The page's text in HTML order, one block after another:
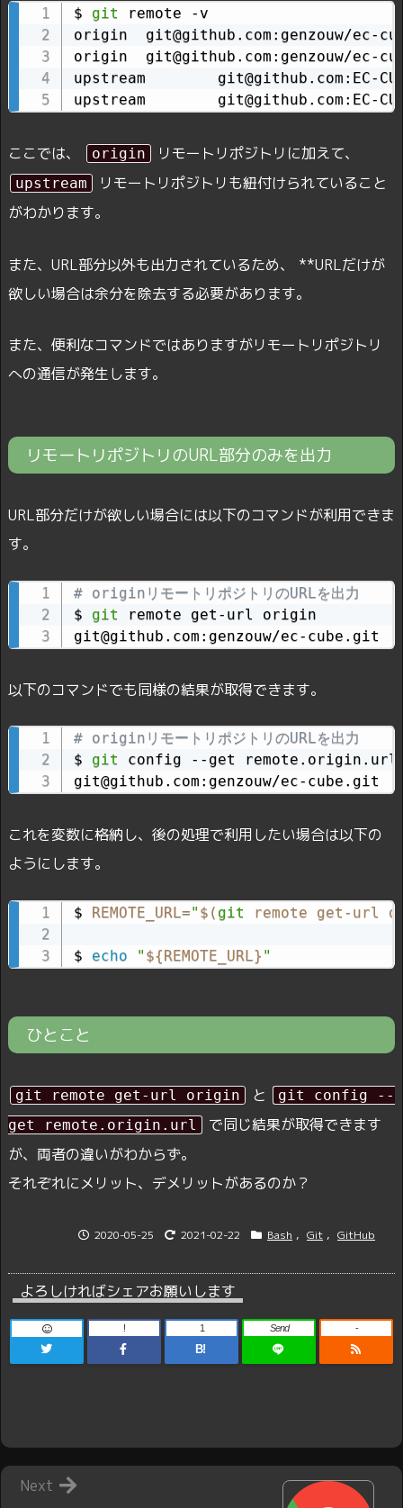
$ git remote -v
origin  git@github.com:genzouw/ec-
origin  git@github.com:genzouw/ec-
upstream        git@github.com:EC-
upstream        git@github.com:EC-
ここでは、 origin リモートリポジトリに加えて、
upstream
リモートリポジトリも紐付けられていること
がわかります。
また、URL部分以外も出力されているため、 **URLだけが
欲しい場合は余分を除去する必要があります。
また、便利なコマンドではありますがリモートリポジトリ
への通信が発生します。
リモートリポジトリのURL部分のみを出力
URL部分だけが欲しい場合には以下のコマンドが利用できま
す。
# originリモートリポジトリのURLを出力
$ git remote get-url origin
git@github.com:genzouw/ec-cube.git
以下のコマンドでも同様の結果が取得できます。
# originリモートリポジトリのURLを出力
$ git config --get remote.origin.url
git@github.com:genzouw/ec-cube.git
これを変数に格納し、後の処理で利用したい場合は以下の
ようにします。
$ REMOTE_URL=" $( git remote get-url
$ echo " ${REMOTE_URL} "
ひとこと
git remote get-url origin と
git config --
get remote.origin.url
で同じ結果が取得できます
が、両者の違いがわからず。
それぞれにメリット、デメリットがあるのか？
2020-05-25 2021-02-22 Bash , Git , GitHub
よろしければシェアお願いします
!
B!
1 Send -
Next